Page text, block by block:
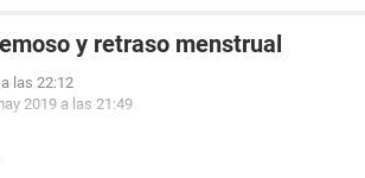
y retraso menstrual
las 22:12
2019 a las 21:49